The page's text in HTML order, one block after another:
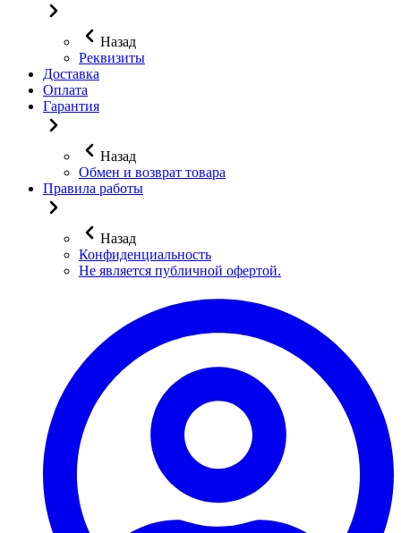
Назад
Реквизиты
Доставка
Оплата
Гарантия
Назад
Обмен и возврат товара
Правила работы
Назад
Конфиденциальность
Не является публичной офертой.